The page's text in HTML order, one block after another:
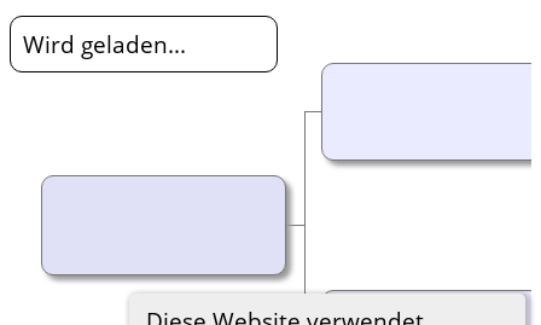
Wird geladen...